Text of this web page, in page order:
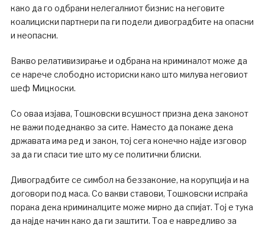
како да го одбрани нелегалниот бизнис на неговите
коалициски партнери па ги подели дивоградбите на опасни
и неопасни.
Вакво релативизирање и одбрана на криминалот може да
се нарече слободно историски како што милува неговиот
шеф Мицкоски.
Со оваа изјава, Тошковски всушност призна дека законот
не важи подеднакво за сите. Наместо да покаже дека
државата има ред и закон, тој сега конечно најде изговор
за да ги спаси тие што му се политички блиски.
Дивоградбите се симбол на беззаконие, на корупција и на
договори под маса. Со вакви ставови, Тошковски испраќа
порака дека криминалците може мирно да спијат. Тој е тука
да најде начин како да ги заштити. Тоа е навредливо за